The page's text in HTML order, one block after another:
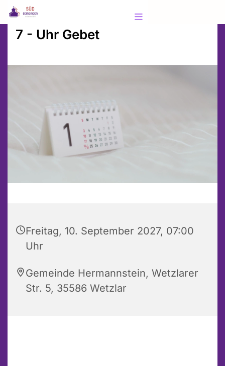
7 - Uhr Gebet
Freitag, 10. September 2027, 07:00
Uhr
Gemeinde Hermannstein, Wetzlarer
Str. 5, 35586 Wetzlar